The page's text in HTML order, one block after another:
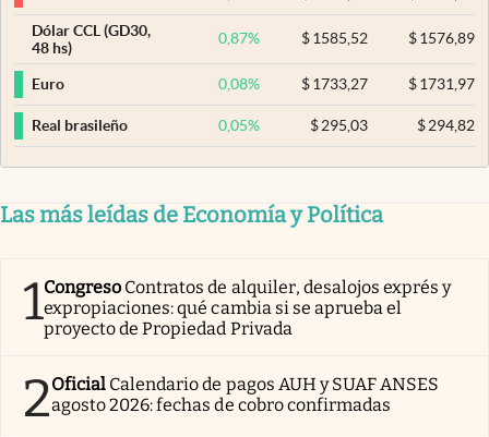
Dólar CCL (GD30,
48 hs)
0,87% $ 1585,52 $1576,89
Euro 0,08% $ 1733,27 $1731,97
Real brasileño 0,05% $ 295,03 $294,82
Las más leídas de Economía y Política
1Congreso Contratos de alquiler, desalojos exprés y
expropiaciones: qué cambia si se aprueba el
proyecto de Propiedad Privada
2Oficial Calendario de pagos AUH y SUAF ANSES
agosto 2026: fechas de cobro confirmadas